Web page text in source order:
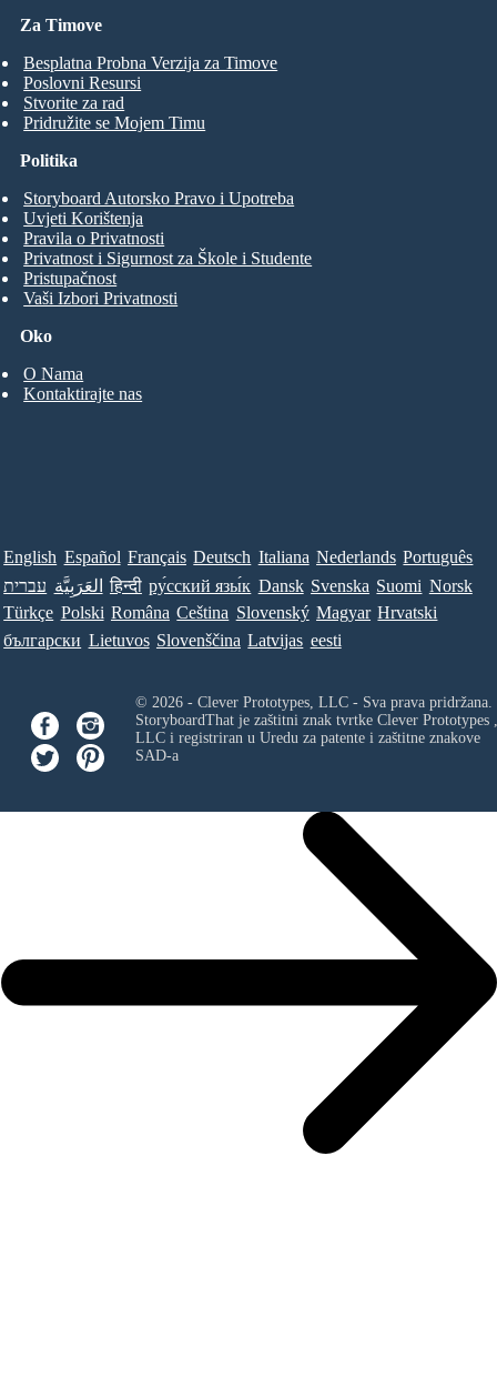
Za Timove
Besplatna Probna Verzija za Timove
Poslovni Resursi
Stvorite za rad
Pridružite se Mojem Timu
Oko
O Nama
Kontaktirajte nas
Politika
Storyboard Autorsko Pravo i Upotreba
Uvjeti Korištenja
Pravila o Privatnosti
Privatnost i Sigurnost za Škole i Studente
Pristupačnost
Vaši Izbori Privatnosti
English Español Français Deutsch Italiana Nederlands Português
עברית العَرَبِيَّة हिन्दी ру́сский язы́к Dansk Svenska Suomi Norsk
Türkçe Polski Româna Ceština Slovenský Magyar Hrvatski
български Lietuvos Slovenščina Latvijas eesti
© 2026 - Clever Prototypes, LLC - Sva prava pridržana.
StoryboardThat je zaštitni znak tvrtke Clever Prototypes ,
LLCi registriran u Uredu za patente i zaštitne znakove
SAD-a